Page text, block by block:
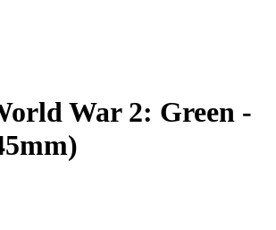
War 2: Green -